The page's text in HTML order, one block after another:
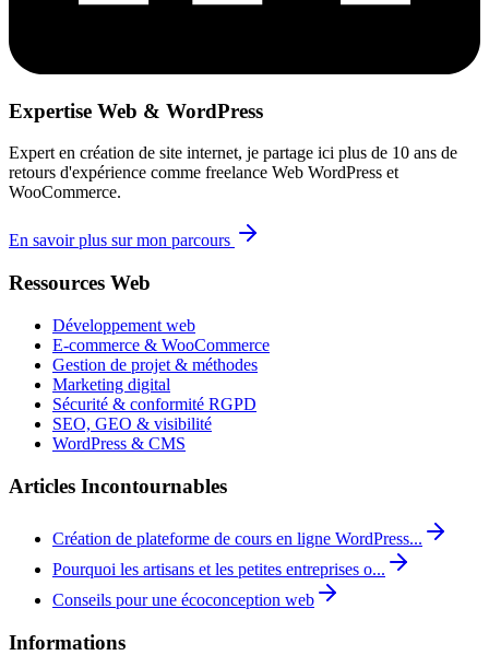
Expertise Web & WordPress
Expert en création de site internet, je partage ici plus de 10 ans de
retours d'expérience comme freelance Web WordPress et
WooCommerce.
En savoir plus sur mon parcours
Ressources Web
Développement web
E-commerce & WooCommerce
Gestion de projet & méthodes
Marketing digital
Sécurité & conformité RGPD
SEO, GEO & visibilité
WordPress & CMS
Articles Incontournables
Création de plateforme de cours en ligne WordPress...
Pourquoi les artisans et les petites entreprises o...
Conseils pour une écoconception web
Informations